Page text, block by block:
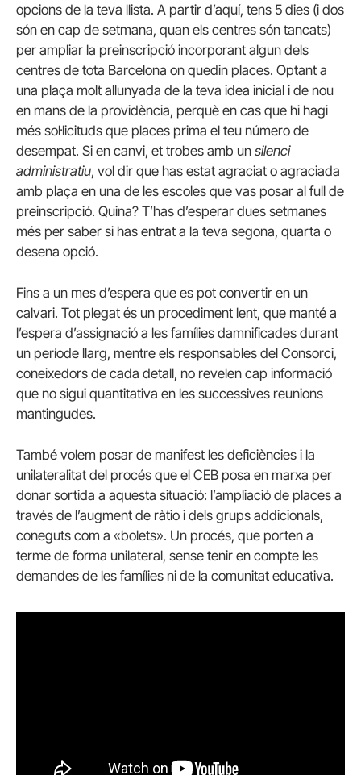
opcions de la teva llista. A partir d’aquí, tens 5 dies (i dos
són en cap de setmana, quan els centres són tancats)
per ampliar la preinscripció incorporant algun dels
centres de tota Barcelona on quedin places. Optant a
una plaça molt allunyada de la teva idea inicial i de nou
en mans de la providència, perquè en cas que hi hagi
més sol·licituds que places prima el teu número de
desempat. Si en canvi, et trobes amb un silenci
administratiu, vol dir que has estat agraciat o agraciada
amb plaça en una de les escoles que vas posar al full de
preinscripció. Quina? T’has d’esperar dues setmanes
més per saber si has entrat a la teva segona, quarta o
desena opció.
Fins a un mes d’espera que es pot convertir en un
calvari. Tot plegat és un procediment lent, que manté a
l’espera d’assignació a les famílies damnificades durant
un període llarg, mentre els responsables del Consorci,
coneixedors de cada detall, no revelen cap informació
que no sigui quantitativa en les successives reunions
mantingudes.
També volem posar de manifest les deficiències i la
unilateralitat del procés que el CEB posa en marxa per
donar sortida a aquesta situació: l’ampliació de places a
través de l’augment de ràtio i dels grups addicionals,
coneguts com a «bolets». Un procés, que porten a
terme de forma unilateral, sense tenir en compte les
demandes de les famílies ni de la comunitat educativa.